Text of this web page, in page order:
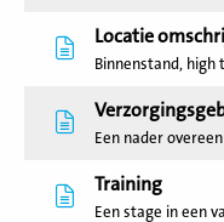
Locatie
Binnenstand,
Een nader
Training
Een stage in een